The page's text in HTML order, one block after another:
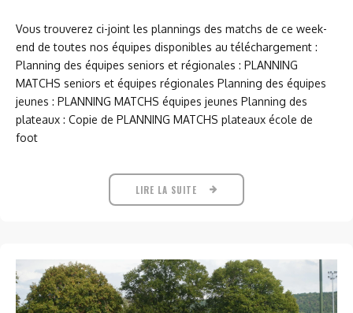
Vous trouverez ci-joint les plannings des matchs de ce week-
end de toutes nos équipes disponibles au téléchargement :
Planning des équipes seniors et régionales : PLANNING
MATCHS seniors et équipes régionales Planning des équipes
jeunes : PLANNING MATCHS équipes jeunes Planning des
plateaux : Copie de PLANNING MATCHS plateaux école de
foot
LIRE LA SUITE